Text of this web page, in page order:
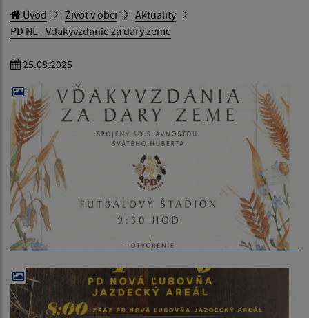
Úvod Život v obci
Aktuality
PD NL - Vďakyvzdanie za dary zeme
25.08.2025